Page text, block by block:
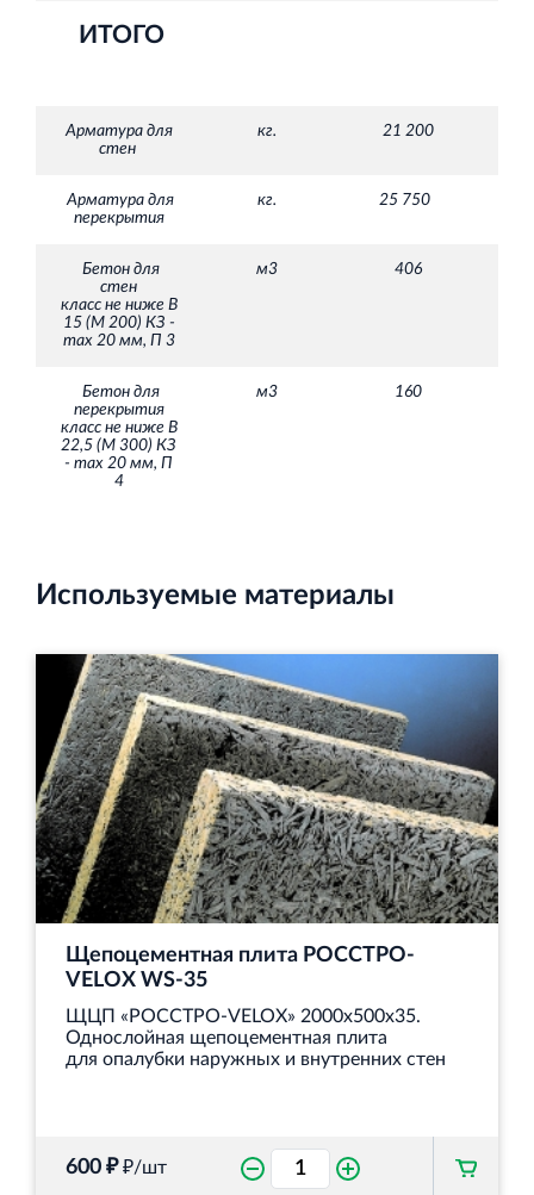
ИТОГО
Арматура для
стен
кг. 21 200
Арматура для
перекрытия
кг. 25 750
Бетон для
стен
класс не ниже В
15 (М 200) КЗ -
max 20 мм, П 3
м3 406
Бетон для
перекрытия
класс не ниже В
22,5 (М 300) КЗ
- max 20 мм, П
4
м3 160
Используемые материалы
Щепоцементная плита РОССТРО-
VELOX WS‐35
ЩЦП «РОССТРО-VELOX» 2000х500х35.
Однослойная щепоцементная плита
для опалубки наружных и внутренних стен
600 ₽₽/шт